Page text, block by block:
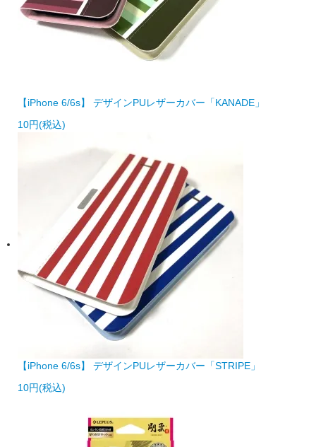
【iPhone 6/6s】 デザインPUレザーカバー「KANADE」
10円(税込)
【iPhone 6/6s】 デザインPUレザーカバー「STRIPE」
10円(税込)